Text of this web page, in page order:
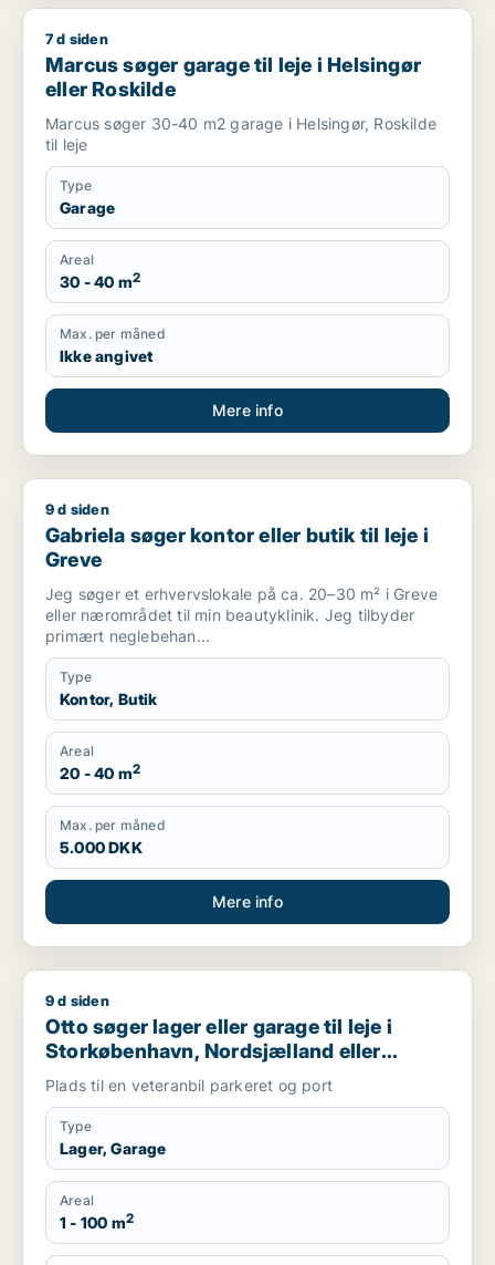
Marcus søger garage til leje i Helsingør eller Roskilde
7 d siden
Marcus søger garage til leje i Helsingør
eller Roskilde
Marcus søger 30-40 m2 garage i Helsingør, Roskilde
til leje
Type
Garage
Areal
30 - 40 m2
Max. per måned
Ikke angivet
Mere info
Gabriela søger kontor eller butik til leje i Greve
9 d siden
Gabriela søger kontor eller butik til leje i
Greve
Jeg søger et erhvervslokale på ca. 20–30 m² i Greve
eller nærområdet til min beautyklinik. Jeg tilbyder
primært neglebehan...
Type
Kontor, Butik
Areal
20 - 40 m2
Max. per måned
5.000 DKK
Mere info
Otto søger lager eller garage til leje i Storkøbenhavn,
9 d siden
Otto søger lager eller garage til leje i
Storkøbenhavn, Nordsjælland eller
Region Sjælland
Plads til en veteranbil parkeret og port
Type
Lager, Garage
Areal
1 - 100 m2